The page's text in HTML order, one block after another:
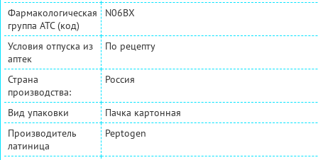
Фармакологическая
группа АТС (код)
N06BX
Условия отпуска из
аптек
По рецепту
Страна
производства:
Россия
Вид упаковки
Пачка картонная
Производитель
латиница
Peptogen